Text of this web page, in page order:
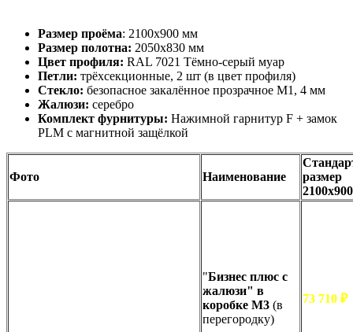
Размер проёма: 2100х900 мм
Размер полотна: 2050х830 мм
Цвет профиля: RAL 7021 Тёмно-серый муар
Петли: трёхсекционные, 2 шт (в цвет профиля)
Стекло: безопасное закалённое прозрачное М1, 4 мм
Жалюзи: серебро
Комплект фурнитуры: Нажимной гарнитур F + замок
PLM с магнитной защёлкой
Фото Наименование
размер
"Бизнес плюс с
жалюзи" в
коробке М3 (в
перегородку)
73 710 ₽